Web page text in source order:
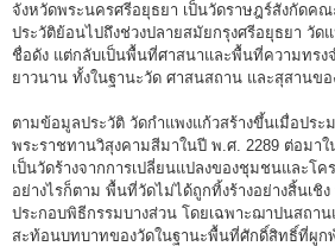
จังหวัดพระนครศรีอยุธยา เป็นวัดราษฎร์สังกัดค
ประวัติย้อนไปถึงช่วงปลายสมัยกรุงศรีอยุธยา วัด
ชื่อดัง แต่กลับเป็นพื้นที่ศาสนาและพื้นที่ความทร
ยาวนาน ทั้งในฐานะวัด ศาสนสถาน และสุสานขอ
ตามข้อมูลประวัติ วัดกำแพงแก้วสร้างขึ้นเมื่อปร
พระราชทานวิสุงคามสีมาในปี พ.ศ. 2289 ต่อมา
เป็นวัดร้างจากการเปลี่ยนแปลงของชุมชนและโค
อย่างไรก็ตาม พื้นที่วัดไม่ได้ถูกทิ้งร้างอย่างสิ้นเชิ
ประกอบพิธีกรรมบางส่วน โดยเฉพาะฌาปนสถา
สะท้อนบทบาทของวัดในฐานะพื้นที่ศักดิ์สิทธิ์ที่ผูก